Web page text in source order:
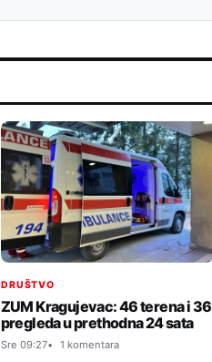
DRUŠTVO
ZUM Kragujevac: 46 terena i 36
pregleda u prethodna 24 sata
Sre 09:27 1 komentara